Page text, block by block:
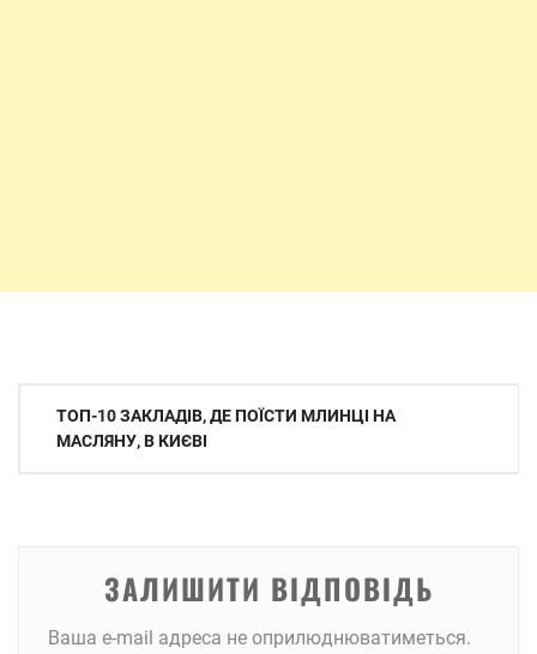
Навігація
записів
ТОП-10 ЗАКЛАДІВ, ДЕ ПОЇСТИ МЛИНЦІ НА
МАСЛЯНУ, В КИЄВІ
ЗАЛИШИТИ ВІДПОВІДЬ
Ваша e-mail адреса не оприлюднюватиметься.